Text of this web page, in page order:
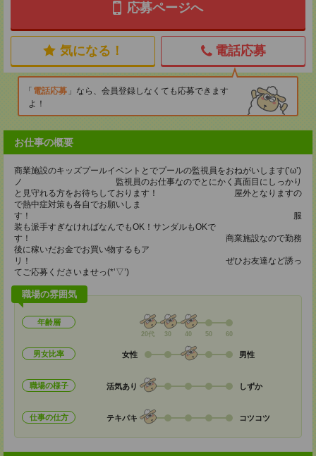
応募ページへ
気になる！ 電話応募
電話応募
なら、会員登録しなくても応募できます
よ！
お仕事の概要
商業施設のキッズプールイベントとでプールの監視員をおねがいします(’ω’)
ノ 監視員のお仕事なのでとにかく真面目にしっかり
と見守れる方をお待ちしております！ 屋外となりますの
で熱中症対策も各自でお願いしま
す！ 服
装も派手すぎなければなんでもOK！サンダルもOKで
す！ 商業施設なので勤務
後に稼いだお金でお買い物するもア
リ！ ぜひお友達など誘っ
てご応募くださいませっ(*’▽’)
職場の雰囲気
年齢層
20代 30 40 50 60
男女比率 女性 男性
職場の様子 活気あり しずか
仕事の仕方 テキパキ コツコツ